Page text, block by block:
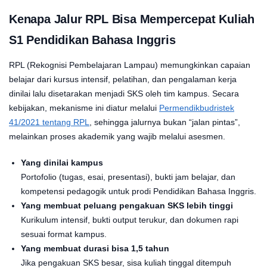
Kenapa Jalur RPL Bisa Mempercepat Kuliah
S1 Pendidikan Bahasa Inggris
RPL (Rekognisi Pembelajaran Lampau) memungkinkan capaian
belajar dari kursus intensif, pelatihan, dan pengalaman kerja
dinilai lalu disetarakan menjadi SKS oleh tim kampus. Secara
kebijakan, mekanisme ini diatur melalui Permendikbudristek
41/2021 tentang RPL, sehingga jalurnya bukan “jalan pintas”,
melainkan proses akademik yang wajib melalui asesmen.
Yang dinilai kampus
Portofolio (tugas, esai, presentasi), bukti jam belajar, dan
kompetensi pedagogik untuk prodi Pendidikan Bahasa Inggris.
Yang membuat peluang pengakuan SKS lebih tinggi
Kurikulum intensif, bukti output terukur, dan dokumen rapi
sesuai format kampus.
Yang membuat durasi bisa 1,5 tahun
Jika pengakuan SKS besar, sisa kuliah tinggal ditempuh